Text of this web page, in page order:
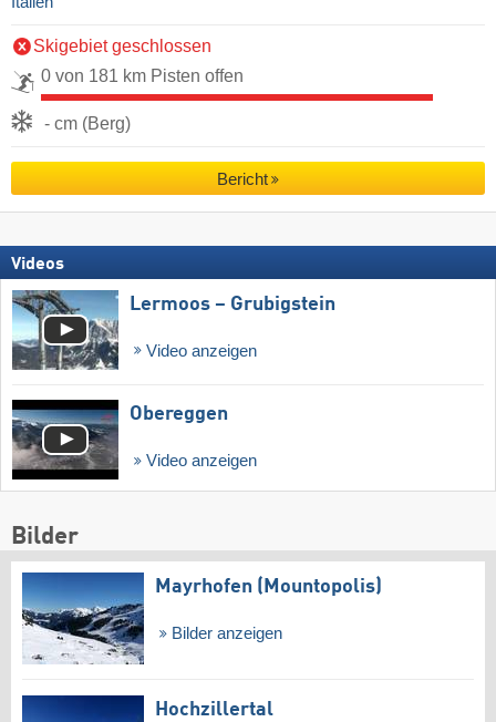
Skigebiet geschlossen
0 von 181 km Pisten offen
- cm (Berg)
Bericht
Videos
Lermoos – Grubigstein
Video anzeigen
Obereggen
Video anzeigen
Bilder
Mayrhofen (Mountopolis)
Bilder anzeigen
Hochzillertal